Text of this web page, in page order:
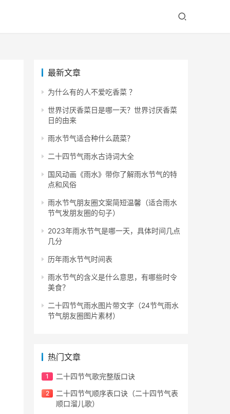
最新文章
为什么有的人不爱吃香菜 ？
世界讨厌香菜日是哪一天？世界讨厌香菜
日的由来
雨水节气适合种什么蔬菜？
二十四节气雨水古诗词大全
国风动画《雨水》带你了解雨水节气的特
点和风俗
雨水节气朋友圈文案简短温馨（适合雨水
节气发朋友圈的句子）
2023年雨水节气是哪一天，具体时间几点
几分
历年雨水节气时间表
雨水节气的含义是什么意思，有哪些时令
美食？
二十四节气雨水图片带文字（24节气雨水
节气朋友圈图片素材）
热门文章
二十四节气歌完整版口诀
二十四节气顺序表口诀（二十四节气表
顺口溜儿歌）